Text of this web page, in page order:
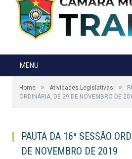
MENU
Home » Atividades Legislativas »
ORDINÁRIA, DE 29 DE NOVEMBRO DE
PAUTA DA 16ª SESSÃO
DE NOVEMBRO DE 2019